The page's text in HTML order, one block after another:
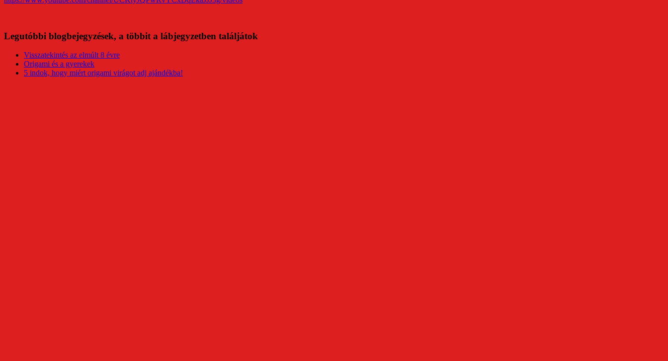
Legutóbbi blogbejegyzések, a többit a lábjegyzetben találjátok
Visszatekintés az elmúlt 8 évre
Origami és a gyerekek
5 indok, hogy miért origami virágot adj ajándékba!